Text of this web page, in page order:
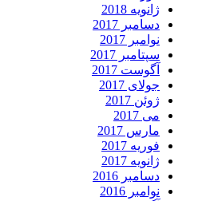
ژانویه 2018
دسامبر 2017
نوامبر 2017
سپتامبر 2017
آگوست 2017
جولای 2017
ژوئن 2017
می 2017
مارس 2017
فوریه 2017
ژانویه 2017
دسامبر 2016
نوامبر 2016